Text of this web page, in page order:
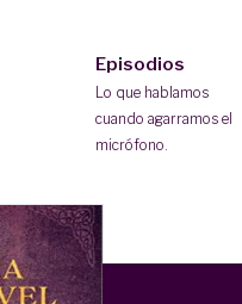
Episodios
Lo que hablamos
cuando agarramos el
micrófono.